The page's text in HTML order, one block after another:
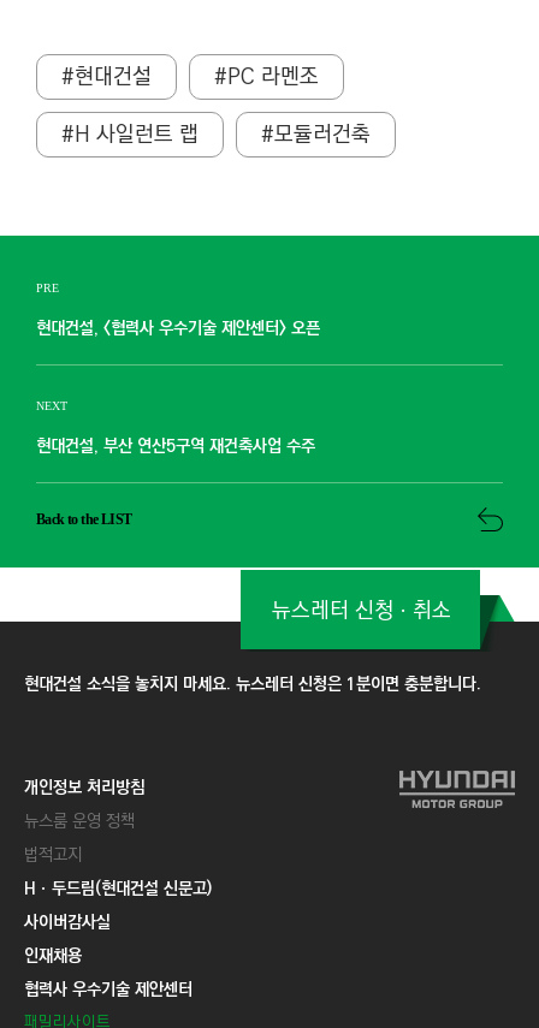
#현대건설
#PC 라멘조
#H 사일런트 랩
#모듈러건축
PRE
현대건설, <협력사 우수기술 제안센터> 오픈
NEXT
현대건설, 부산 연산5구역 재건축사업 수주
Back to the LIST
현대건설 소식을 놓치지 마세요. 뉴스레터 신청은 1분이면 충분합니다.
뉴스레터 신청ㆍ취소
개인정보 처리방침
뉴스룸 운영 정책
법적고지
Hㆍ두드림(현대건설 신문고)
사이버감사실
인재채용
협력사 우수기술 제안센터
패밀리사이트